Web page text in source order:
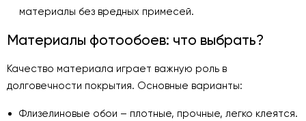
материалы без вредных примесей.
Материалы фотообоев: что выбрать?
Качество материала играет важную роль в
долговечности покрытия. Основные варианты:
Флизелиновые обои – плотные, прочные, легко клеятся.